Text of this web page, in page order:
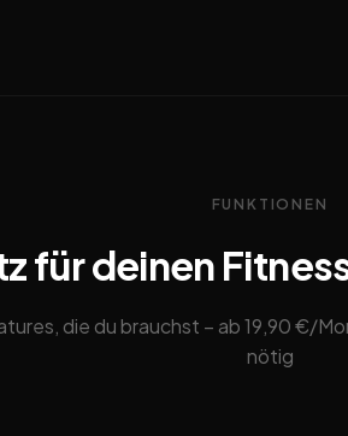
FUNKTIONEN
für deinen
die du brauchst – ab 19,90 €/
nötig